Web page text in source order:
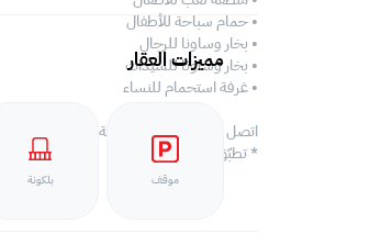
• حمام سباحة للأطفال
• بخار وساونا للرجال
• بخار وساونا للسيدات
• غرفة استحمام للنساء
اتصل بنا واحجز موعدا لرؤية العقار اليوم!
* تطبّق رسوم الشركة
مميزات العقار
موقف بلكونة